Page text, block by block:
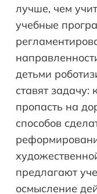
лучше, чем
учебные
детьми
ставят
пропасть на
способов
предлагают
осмысление